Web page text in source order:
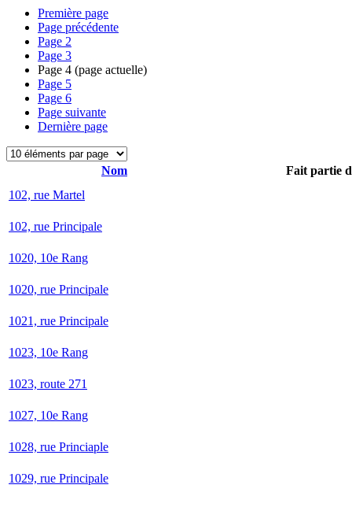
Première page
Page précédente
Page 2
Page 3
Page 4 (page actuelle)
Page 5
Page 6
Page suivante
Dernière page
Nom
Fait partie
102, rue Martel
102, rue Principale
1020, 10e Rang
1020, rue Principale
1021, rue Principale
1023, 10e Rang
1023, route 271
1027, 10e Rang
1028, rue Princiaple
1029, rue Principale